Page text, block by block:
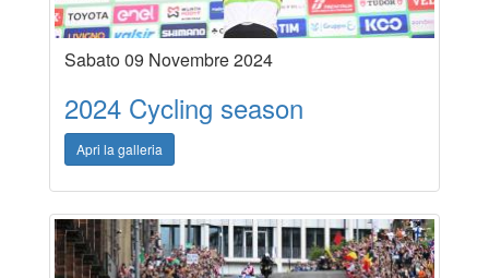
Sabato 09 Novembre 2024
2024 Cycling season
Apri la galleria